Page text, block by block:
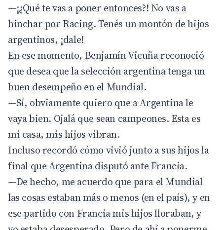
—¡¿Qué te vas a poner entonces?! No vas a
hinchar por Racing. Tenés un montón de hijos
argentinos, ¡dale!
En ese momento, Benjamín Vicuña reconoció
que desea que la selección argentina tenga un
buen desempeño en el Mundial.
—Sí, obviamente quiero que a Argentina le
vaya bien. Ojalá que sean campeones. Esta es
mi casa, mis hijos vibran.
Incluso recordó cómo vivió junto a sus hijos la
final que Argentina disputó ante Francia.
—De hecho, me acuerdo que para el Mundial
las cosas estaban más o menos (en el país), y en
ese partido con Francia mis hijos lloraban, y